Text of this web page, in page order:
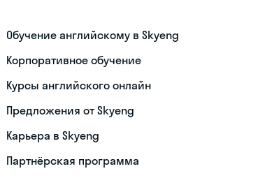
Обучение английскому в Skyeng
Корпоративное обучение
Курсы английского онлайн
Предложения от Skyeng
Карьера в Skyeng
Партнёрская программа